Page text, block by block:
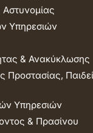
Αστυνομίας
Υπηρεσιών
& Ανακύκλωσης
Προστασίας,
Υπηρεσιών
& Πρασίνου